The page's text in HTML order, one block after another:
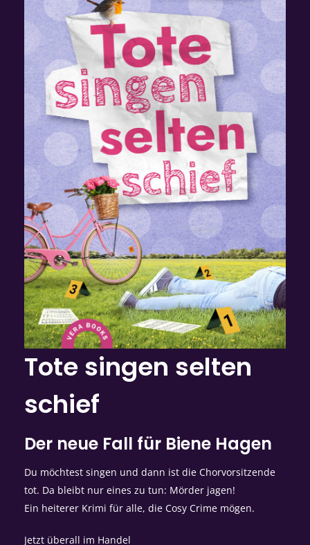
Tote singen selten
schief
Der neue Fall für Biene Hagen
Du möchtest singen und dann ist die Chorvorsitzende
tot. Da bleibt nur eines zu tun: Mörder jagen!
Ein heiterer Krimi für alle, die Cosy Crime mögen.
Jetzt überall im Handel